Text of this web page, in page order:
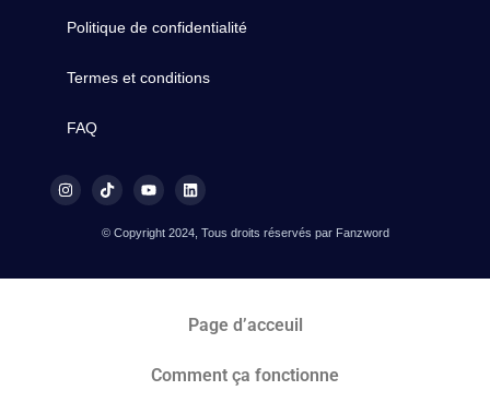
Politique de confidentialité
Termes et conditions
FAQ
© Copyright 2024, Tous droits réservés par Fanzword
Page d’acceuil
Comment ça fonctionne